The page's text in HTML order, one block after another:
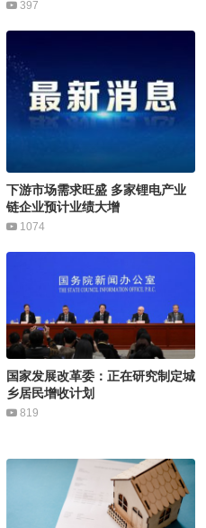
397
下游市场需求旺盛 多家锂电产业
链企业预计业绩大增
1074
国家发展改革委：正在研究制定城
乡居民增收计划
819